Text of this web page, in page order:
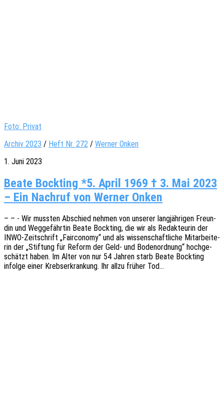
Foto: Privat
Archiv 2023 / Heft Nr. 272 / Werner Onken
1. Juni 2023
Beate Bockting *5. April 1969 † 3. Mai 2023
– Ein Nachruf von Werner Onken
– – - Wir muss­ten Abschied nehmen von unse­rer lang­jäh­ri­gen Freun­
din und Weggefährtin Beate Bock­ting, die wir als Redak­teu­rin der
INWO-Zeit­­schrift „Fair­co­no­my“ und als wissen­schaft­li­che Mitar­bei­te­
rin der „Stif­tung für Reform der Geld- und Boden­ord­nung“ hoch­ge­
schätzt haben. Im Alter von nur 54 Jahren starb Beate Bock­ting
infol­ge einer Krebs­er­kran­kung. Ihr allzu früher Tod…